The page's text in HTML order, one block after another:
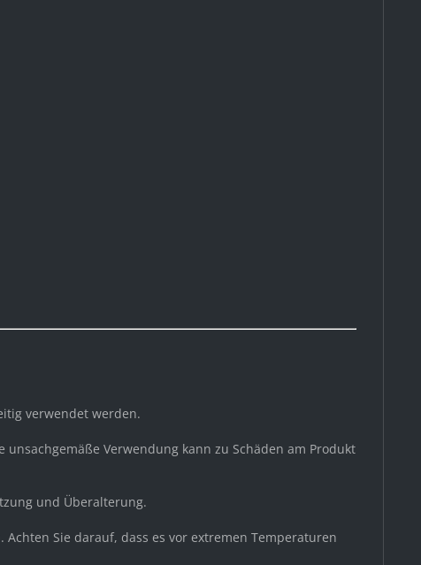
verwendet werden.
Verwendung kann zu Schäden am Produkt
und Überalterung.
Sie darauf, dass es vor extremen Temperaturen